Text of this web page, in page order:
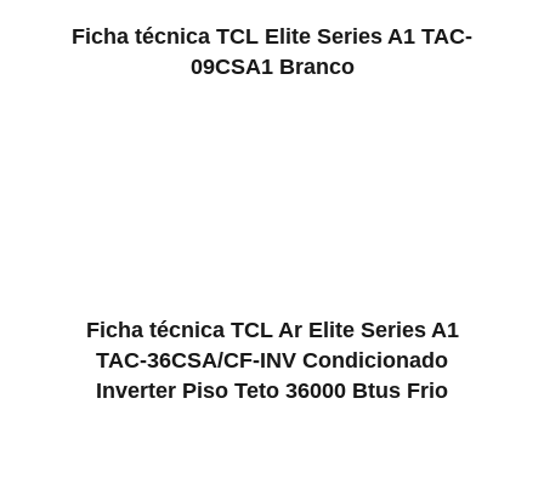
Ficha técnica TCL Elite Series A1 TAC-
09CSA1 Branco
Ficha técnica TCL Ar Elite Series A1
TAC-36CSA/CF-INV Condicionado
Inverter Piso Teto 36000 Btus Frio